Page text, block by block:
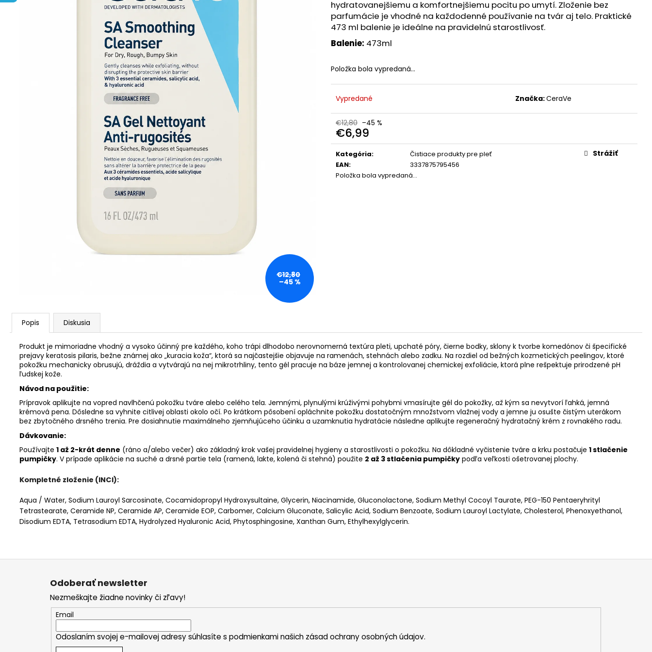
hydratovanejšiemu a komfortnejšiemu pocitu po umytí. Zloženie bez
parfumácie je vhodné na každodenné používanie na tvár aj telo. Praktické
473 ml balenie je ideálne na pravidelnú starostlivosť.
Balenie: 473ml
Položka bola vypredaná…
Vypredané Značka:CeraVe
€12,80 –45 %
€6,99
Jednotková
cena:
Kategória:
Čistiace produkty pre pleť
EAN:
3337875795456
Položka bola vypredaná…
Strážiť
€12,80
–45 %
Popis Diskusia
Produkt je mimoriadne vhodný a vysoko účinný pre každého, koho trápi dlhodobo nerovnomerná textúra pleti, upchaté póry, čierne bodky, sklony k tvorbe komedónov či špecifické
prejavy keratosis pilaris, bežne známej ako „kuracia koža“, ktorá sa najčastejšie objavuje na ramenách, stehnách alebo zadku. Na rozdiel od bežných kozmetických peelingov, ktoré
pokožku mechanicky obrusujú, dráždia a vytvárajú na nej mikrotrhliny, tento gél pracuje na báze jemnej a kontrolovanej chemickej exfoliácie, ktorá plne rešpektuje prirodzené pH
ľudskej kože.
Návod na použitie:
Prípravok aplikujte na vopred navlhčenú pokožku tváre alebo celého tela. Jemnými, plynulými krúživými pohybmi vmasírujte gél do pokožky, až kým sa nevytvorí ľahká, jemná
krémová pena. Dôsledne sa vyhnite citlivej oblasti okolo očí. Po krátkom pôsobení opláchnite pokožku dostatočným množstvom vlažnej vody a jemne ju osušte čistým uterákom
bez zbytočného drsného trenia. Pre dosiahnutie maximálneho zjemňujúceho účinku a uzamknutia hydratácie následne aplikujte regeneračný hydratačný krém z rovnakého radu.
Dávkovanie:
Používajte 1 až 2-krát denne (ráno a/alebo večer) ako základný krok vašej pravidelnej hygieny a starostlivosti o pokožku. Na dôkladné vyčistenie tváre a krku postačuje 1 stlačenie
pumpičky. V prípade aplikácie na suché a drsné partie tela (ramená, lakte, kolená či stehná) použite 2 až 3 stlačenia pumpičky podľa veľkosti ošetrovanej plochy.
Kompletné zloženie (INCI):
Aqua / Water, Sodium Lauroyl Sarcosinate, Cocamidopropyl Hydroxysultaine, Glycerin, Niacinamide, Gluconolactone, Sodium Methyl Cocoyl Taurate, PEG-150 Pentaeryhrityl
Tetrastearate, Ceramide NP, Ceramide AP, Ceramide EOP, Carbomer, Calcium Gluconate, Salicylic Acid, Sodium Benzoate, Sodium Lauroyl Lactylate, Cholesterol, Phenoxyethanol,
Disodium EDTA, Tetrasodium EDTA, Hydrolyzed Hyaluronic Acid, Phytosphingosine, Xanthan Gum, Ethylhexylglycerin.
NZ DERMOCOSMETICS ROSACEA –
DERMOKOZMETICKÝ KRÉM NA REDUKCIU
ZAČERVENANIA A POSILNENIE CIEVOK
HEALTH LABS CARE TRICHOLOGICKÁ
MASKA ​​S CERAMIDMI NA VLASOVÚ
POKOŽKU 175 ML, EXP.: 04/2026
VENIRA VLASY, NECHTY A PLEŤ VO
FORME SRDIEČOK PRÍCHUŤ MARHUĽA
120 TABLIET
€2
Pôvodne:
Z
Odoberať newsletter
Nezmeškajte žiadne novinky či zľavy!
Email
Odoslaním svojej e-mailovej adresy súhlasíte s podmienkami našich zásad ochrany osobných údajov.